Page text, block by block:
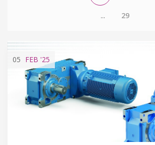
... 29
05 FEB '25